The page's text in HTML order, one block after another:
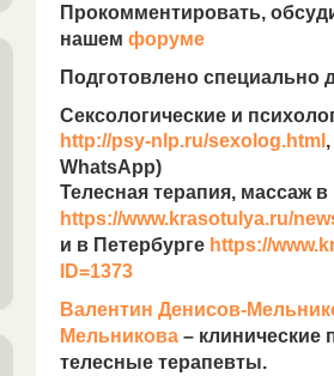
Прокомментировать,
нашем форуме
Подготовлено специально
Сексологические и
http://psy-nlp.ru/sexolog.html
WhatsApp)
Телесная терапия, массаж
https://www.krasotulya.ru/
и в Петербурге https://
ID=1373
Валентин Денисов-
Мельникова– клинические
телесные терапевты.